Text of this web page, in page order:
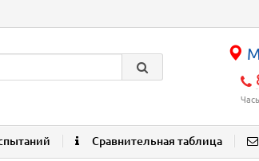
Сравнительная таблица